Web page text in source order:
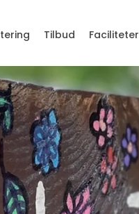
Tilbud Faciliteter